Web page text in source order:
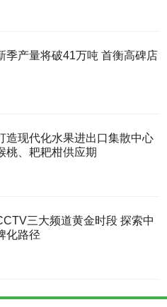
季产量将破41万吨 首衡高碑店
造现代化水果进出口集散中心
桃、耙耙柑供应期
三大频道黄金时段 探索中
化路径